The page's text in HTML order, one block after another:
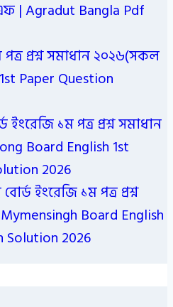
| Agradut Bangla Pdf
প্রশ্ন সমাধান ২০২৬(সকল
Paper Question
ইংরেজি ১ম পত্র প্রশ্ন সমাধান
Board English 1st
2026
ইংরেজি ১ম পত্র প্রশ্ন
Board English
Solution 2026